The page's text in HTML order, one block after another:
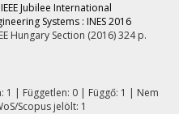
Jubilee International
Systems : INES 2016
Hungary Section (2016)324 p.
1 | Független: 0 | Függő: 1 | Nem
Scopus jelölt: 1